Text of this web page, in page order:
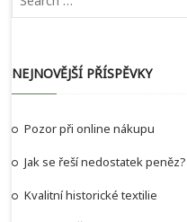
NEJNOVĚJŠÍ PŘÍSPĚVKY
Pozor při online nákupu
Jak se řeší nedostatek peněz?
Kvalitní historické textilie